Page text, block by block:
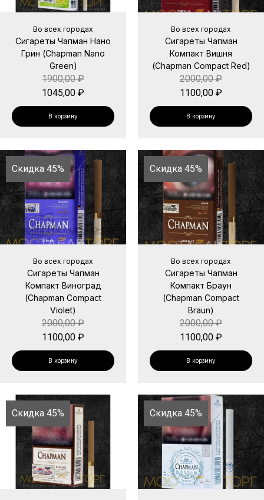
Во всех городах
Сигареты Чапман Нано
Грин (Chapman Nano
Green)
1900,00₽
1045,00 ₽
В корзину
Во всех городах
Сигареты Чапман
Компакт Вишня
(Chapman Compact Red)
2000,00₽
1100,00 ₽
В корзину
Скидка 45%
Во всех городах
Сигареты Чапман
Компакт Виноград
(Chapman Compact
Violet)
2000,00₽
1100,00 ₽
В корзину
Скидка 45%
Во всех городах
Сигареты Чапман
Компакт Браун
(Chapman Compact
Braun)
2000,00₽
1100,00 ₽
В корзину
Скидка 45% Скидка 45%